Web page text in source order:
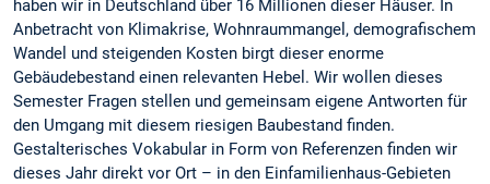
haben wir in Deutschland über 16 Millionen dieser Häuser. In
Anbetracht von Klimakrise, Wohnraummangel, demografischem
Wandel und steigenden Kosten birgt dieser enorme
Gebäudebestand einen relevanten Hebel. Wir wollen dieses
Semester Fragen stellen und gemeinsam eigene Antworten für
den Umgang mit diesem riesigen Baubestand finden.
Gestalterisches Vokabular in Form von Referenzen finden wir
dieses Jahr direkt vor Ort – in den Einfamilienhaus-Gebieten